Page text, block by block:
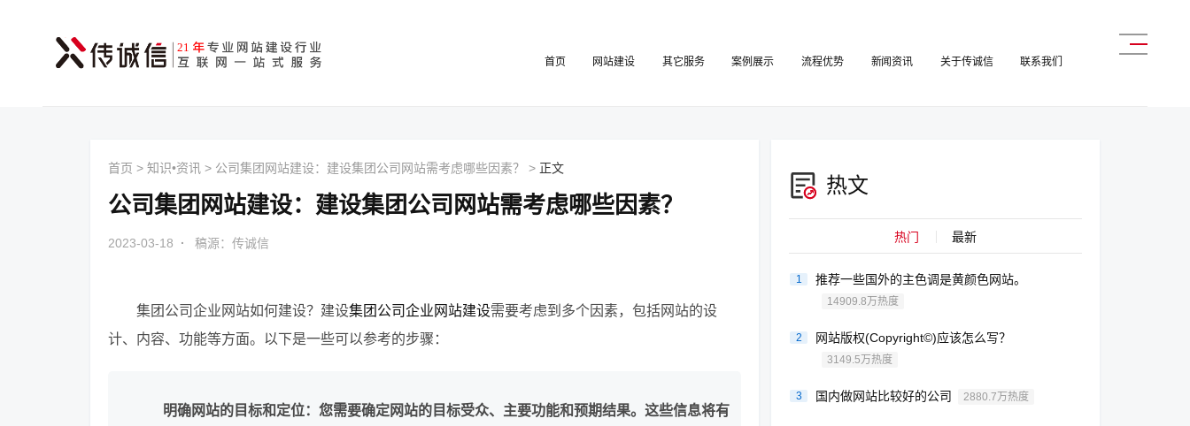
首页 网站建设 其它服务 案例展示 流程优势 新闻资讯 关于传诚信 联系我们
首页 > 知识•资讯 > 公司集团网站建设：建设集团公司网站需考虑哪些因素？ > 正文
公司集团网站建设：建设集团公司网站需考虑哪些因素？
2023-03-18 · 稿源：传诚信
集团公司企业网站如何建设？建设集团公司企业网站建设需要考虑到多个因素，包括网站的设
计、内容、功能等方面。以下是一些可以参考的步骤：
明确网站的目标和定位：您需要确定网站的目标受众、主要功能和预期结果。这些信息将有
热文
热门 最新
1 推荐一些国外的主色调是黄颜色网站。
14909.8万热度
2 网站版权(Copyright©)应该怎么写？
3149.5万热度
3 国内做网站比较好的公司 2880.7万热度